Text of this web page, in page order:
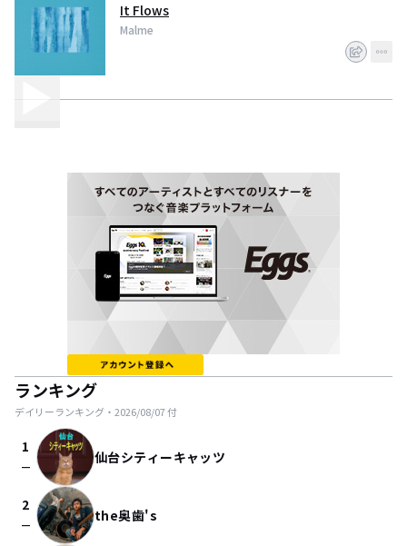
It Flows
Malme
ランキング
デイリーランキング・ 2026/08/07付
1
check_indeterminate_small 仙台シティーキャッツ
2
check_indeterminate_small the奥歯's